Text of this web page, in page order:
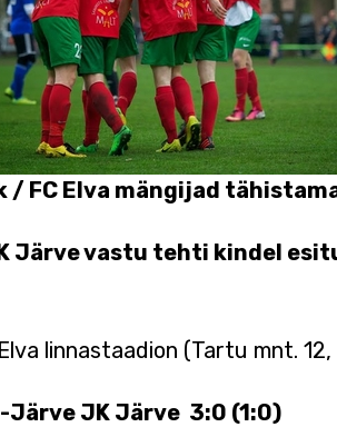
/ FC Elva mängijad
Järve vastu tehti kindel
linnastaadion (Tartu mnt. 12,
Järve JK Järve 3:0 (1:0)